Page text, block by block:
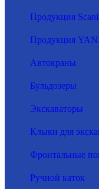
Продукция
Продукция
Автокраны
Бульдозеры
Экскаваторы
Клыки для
Фронтальные
Ручной каток